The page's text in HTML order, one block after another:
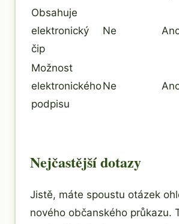
Obsahuje
elektronický
čip
Ne
Možnost
elektronického
podpisu
Ne
Nejčastější dotazy
Jistě, máte spoustu otázek
nového občanského průkazu.